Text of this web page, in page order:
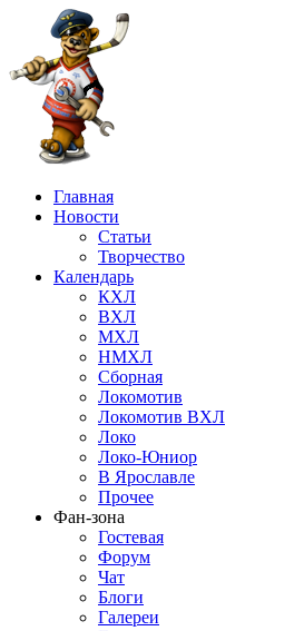
Главная
Новости
Статьи
Творчество
Календарь
КХЛ
ВХЛ
МХЛ
НМХЛ
Сборная
Локомотив
Локомотив ВХЛ
Локо
Локо-Юниор
В Ярославле
Прочее
Фан-зона
Гостевая
Форум
Чат
Блоги
Галереи